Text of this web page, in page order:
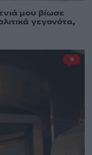
μου βίωσε
γεγονότα,
9